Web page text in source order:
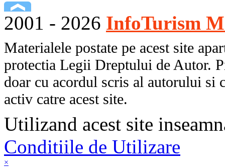
2001 - 2026 InfoTurism
Materialele postate pe acest site
protectia Legii Dreptului de Autor.
doar cu acordul scris al autorului si
activ catre acest site.
Utilizand acest site
Conditiile de Utilizare
×